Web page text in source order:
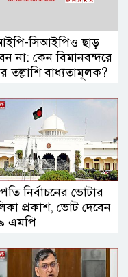
সিআইপিও ছাড়
না: কেন বিমানবন্দরে
তল্লাশি বাধ্যতামূলক?
নির্বাচনের ভোটার
প্রকাশ, ভোট দেবেন
এমপি